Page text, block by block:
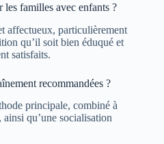
familles avec enfants ?
affectueux, particulièrement
qu’il soit bien éduqué et
satisfaits.
recommandées ?
principale, combiné à
ainsi qu’une socialisation